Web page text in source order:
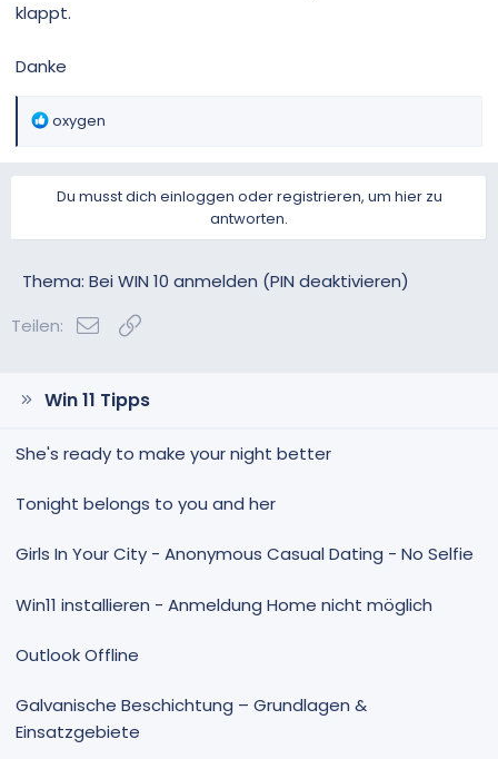
klappt.
Danke
R
k
n
n
oxygen
Du musst dich einloggen oder registrieren, um hier zu
antworten.
Thema: Bei WIN 10 anmelden (PIN deaktivieren)
Teilen:
E-Mail
Win 11 Tipps
She's ready to make your night better
Tonight belongs to you and her
Girls In Your City - Anonymous Casual Dating - No Selfie
Win11 installieren - Anmeldung Home nicht möglich
Outlook Offline
Galvanische Beschichtung – Grundlagen &
Einsatzgebiete